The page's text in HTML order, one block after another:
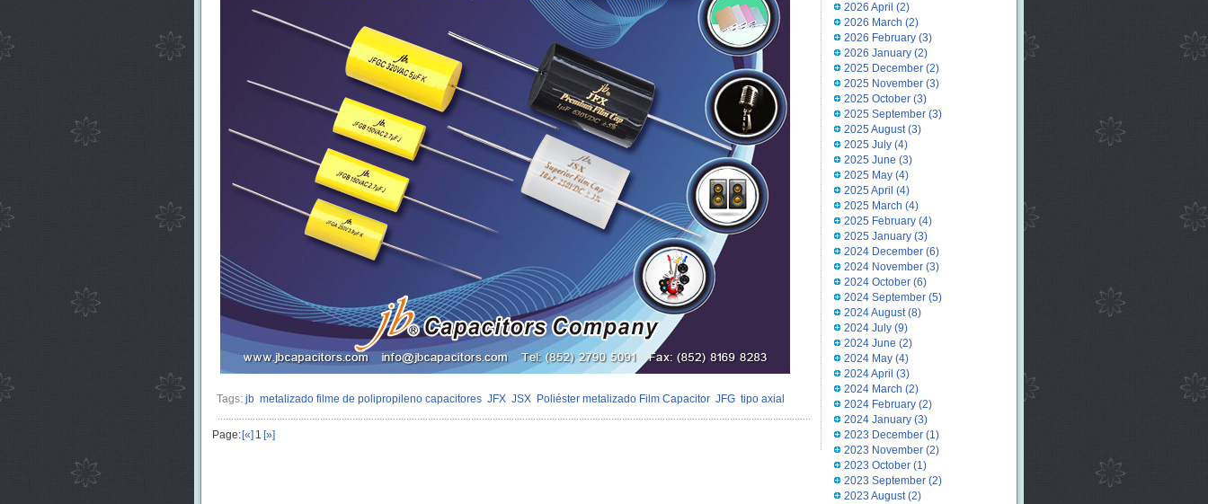
Tags: jb metalizado filme de polipropileno capacitores JFX JSX Poliéster metalizado Film Capacitor JFG tipo axial
Page: [«] 1 [»]
2026 April (2)
2026 March (2)
2026 February(3)
2026 January(2)
2025 December(2)
2025 November(3)
2025 October(3)
2025 September(3)
2025 August(3)
2025 July(4)
2025 June (3)
2025 May(4)
2025 April (4)
2025 March (4)
2025 February(4)
2025 January(3)
2024 December(6)
2024 November(3)
2024 October(6)
2024 September(5)
2024 August(8)
2024 July(9)
2024 June (2)
2024 May(4)
2024 April (3)
2024 March (2)
2024 February(2)
2024 January(3)
2023 December(1)
2023 November(2)
2023 October(1)
2023 September(2)
2023 August(2)